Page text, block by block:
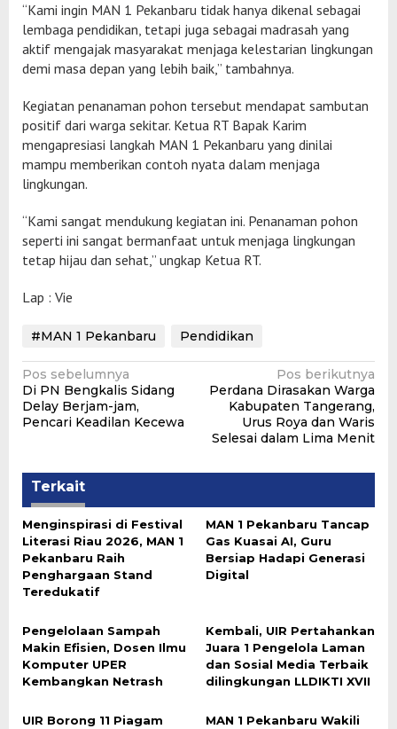
“Kami ingin MAN 1 Pekanbaru tidak hanya dikenal sebagai
lembaga pendidikan, tetapi juga sebagai madrasah yang
aktif mengajak masyarakat menjaga kelestarian lingkungan
demi masa depan yang lebih baik,” tambahnya.
Kegiatan penanaman pohon tersebut mendapat sambutan
positif dari warga sekitar. Ketua RT Bapak Karim
mengapresiasi langkah MAN 1 Pekanbaru yang dinilai
mampu memberikan contoh nyata dalam menjaga
lingkungan.
“Kami sangat mendukung kegiatan ini. Penanaman pohon
seperti ini sangat bermanfaat untuk menjaga lingkungan
tetap hijau dan sehat,” ungkap Ketua RT.
Lap : Vie
#MAN 1 Pekanbaru Pendidikan
Navigasi
pos
Pos sebelumnya
Di PN Bengkalis Sidang
Delay Berjam-jam,
Pencari Keadilan Kecewa
Pos berikutnya
Perdana Dirasakan Warga
Kabupaten Tangerang,
Urus Roya dan Waris
Selesai dalam Lima Menit
Terkait
Menginspirasi di Festival
Literasi Riau 2026, MAN 1
Pekanbaru Raih
Penghargaan Stand
Teredukatif
MAN 1 Pekanbaru Tancap
Gas Kuasai AI, Guru
Bersiap Hadapi Generasi
Digital
Pengelolaan Sampah
Makin Efisien, Dosen Ilmu
Komputer UPER
Kembangkan Netrash
Kembali, UIR Pertahankan
Juara 1 Pengelola Laman
dan Sosial Media Terbaik
dilingkungan LLDIKTI XVII
UIR Borong 11 Piagam
MAN 1 Pekanbaru Wakili